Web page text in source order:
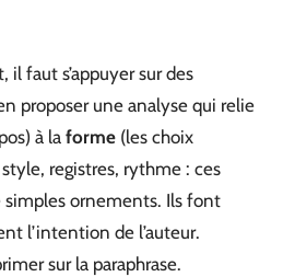
faut s’appuyer sur des
proposer une analyse qui relie
à la forme (les choix
registres, rythme : ces
simples ornements. Ils font
l’intention de l’auteur.
sur la paraphrase.